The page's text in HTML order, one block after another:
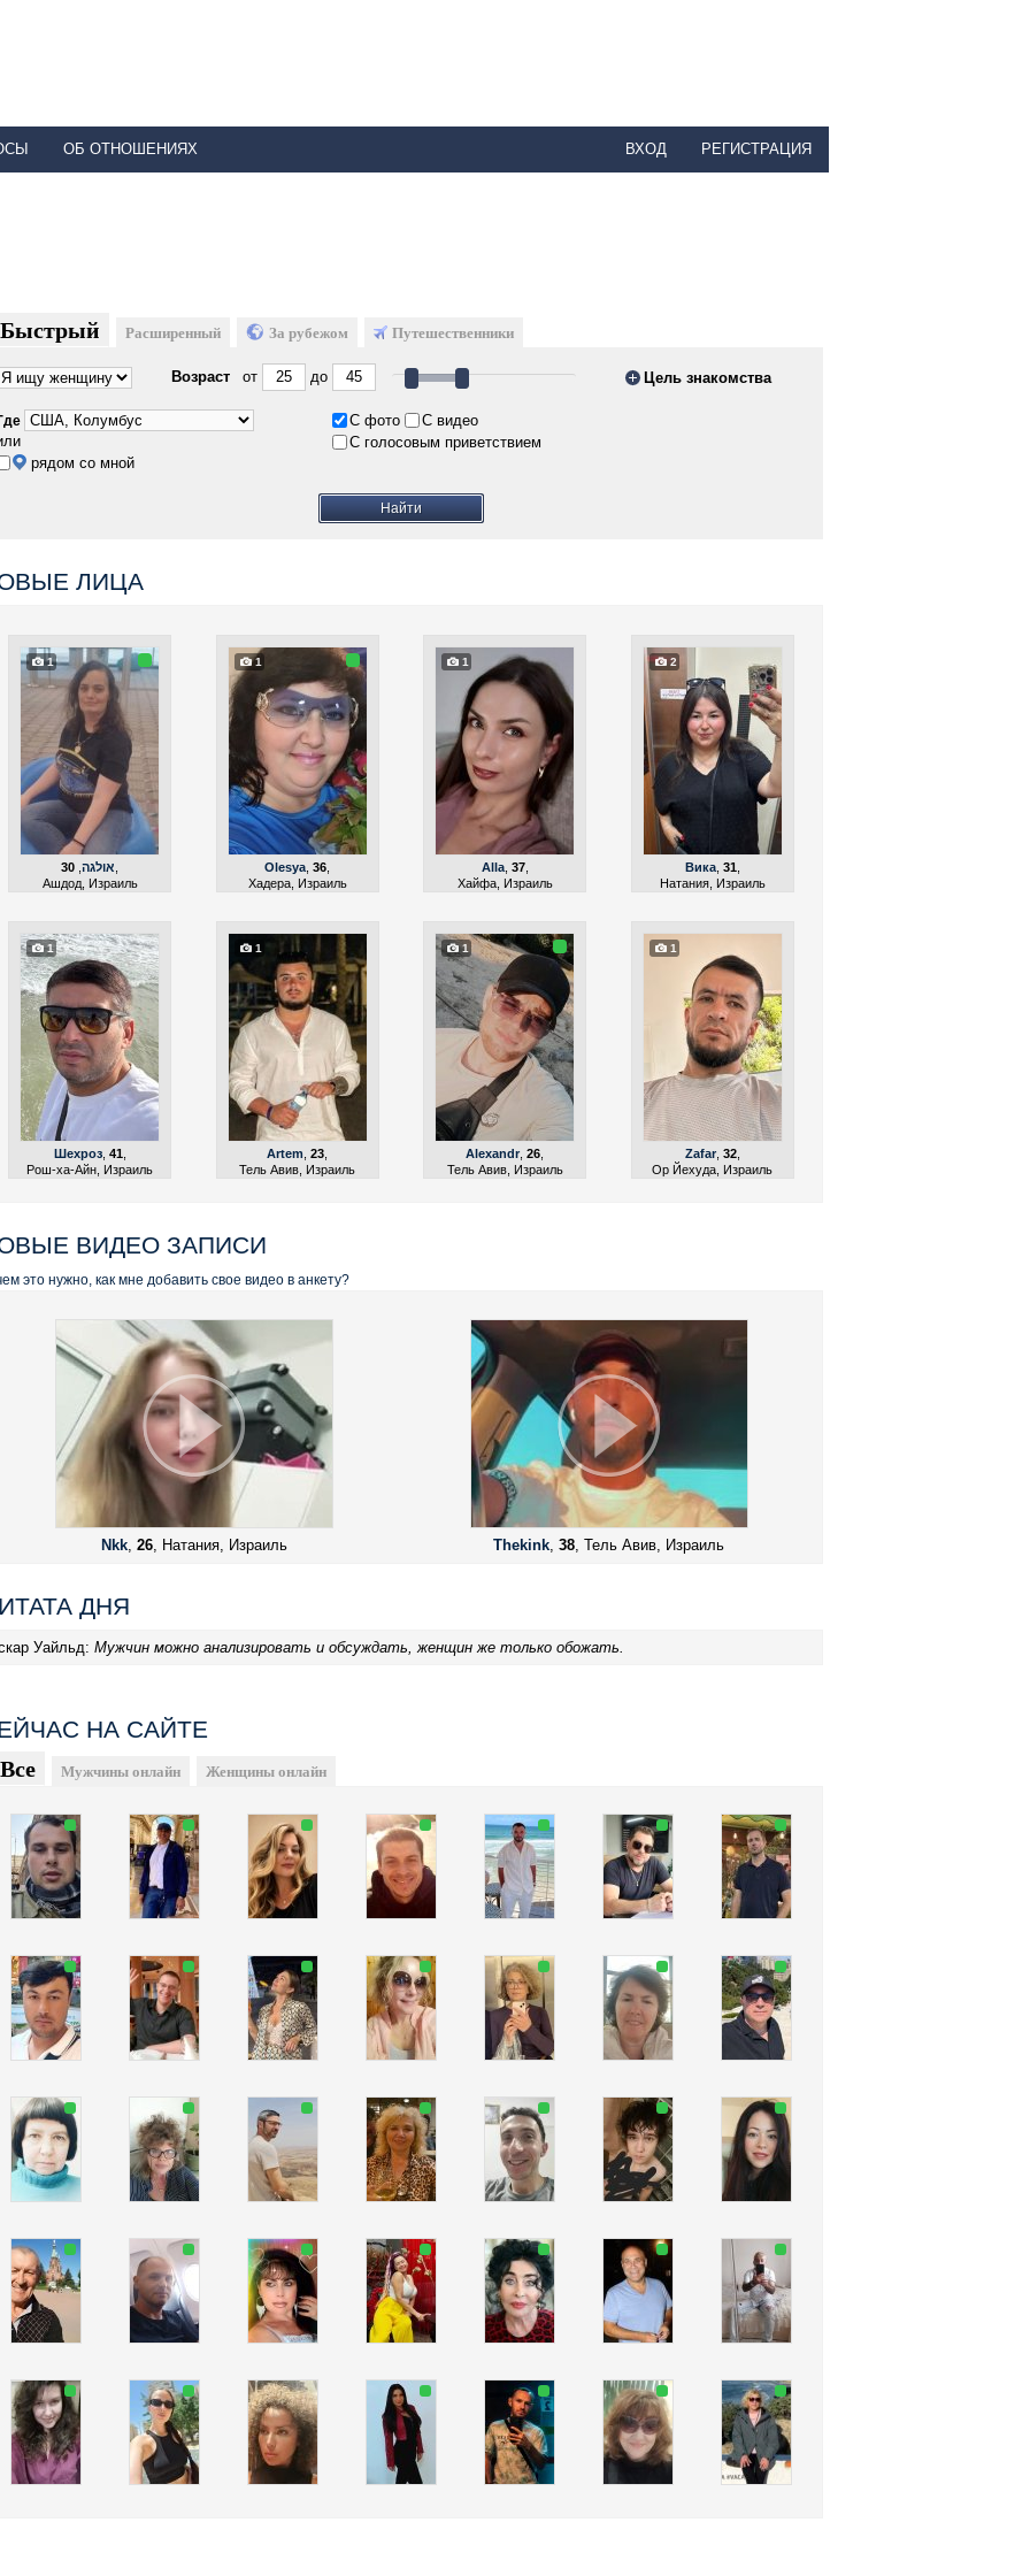
ОБ ОТНОШЕНИЯХ РЕГИСТРАЦИЯ
ВХОД
Быстрый Расширенный За рубежом Путешественники
Возраст от до Цель знакомства
С фото
С видео
С голосовым приветствием
рядом со мной
ЛИЦА
1
אולגה,
30
Ашдод, Израиль
1
Olesya ,36
Хадера, Израиль
1
Alla, 37,
Хайфа, Израиль
2
Вика, 31,
Натания, Израиль
1
Шехроз, 41,
Рош-ха-Айн, Израиль
1
Artem ,23
Тель Авив, Израиль
1
Alexandr,26
Тель Авив, Израиль
1
Zafar, 32,
Ор Йехуда, Израиль
ВИДЕО ЗАПИСИ
это нужно, как мне добавить свое видео в анкету?
Nkk, 26, Натания, Израиль Thekink, 38, Тель Авив, Израиль
ДНЯ
Уайльд: Мужчин можно анализировать и обсуждать, женщин же только обожать.
НА САЙТЕ
Все Мужчины онлайн Женщины онлайн